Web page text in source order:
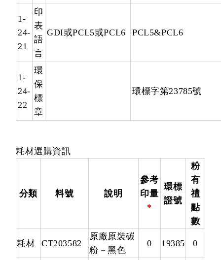
1-
24-
21
印
表
語
言
GDI或PCL5或PCL6 PCL5&PCL6
1-
24-
22
環
保
標
章
環標字第23785號
耗材選購資訊
分類 料號 說明
參考
印量
*
環標
證號
粉
有
禮
點
數
耗材 CT203582
原廠原裝碳
粉－黑色
0 19385 0